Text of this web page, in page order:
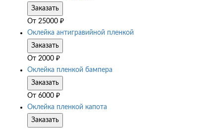
Заказать
От 25000 ₽
Оклейка антигравийной пленкой
Заказать
От 2000 ₽
Оклейка пленкой бампера
Заказать
От 6000 ₽
Оклейка пленкой капота
Заказать